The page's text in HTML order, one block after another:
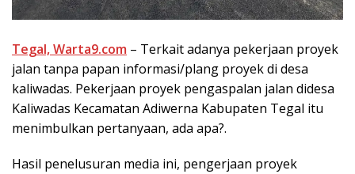
Tegal, Warta9.com – Terkait adanya pekerjaan proyek
jalan tanpa papan informasi/plang proyek di desa
kaliwadas. Pekerjaan proyek pengaspalan jalan didesa
Kaliwadas Kecamatan Adiwerna Kabupaten Tegal itu
menimbulkan pertanyaan, ada apa?.
Hasil penelusuran media ini, pengerjaan proyek